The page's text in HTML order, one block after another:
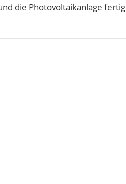
die Photovoltaikanlage fertig